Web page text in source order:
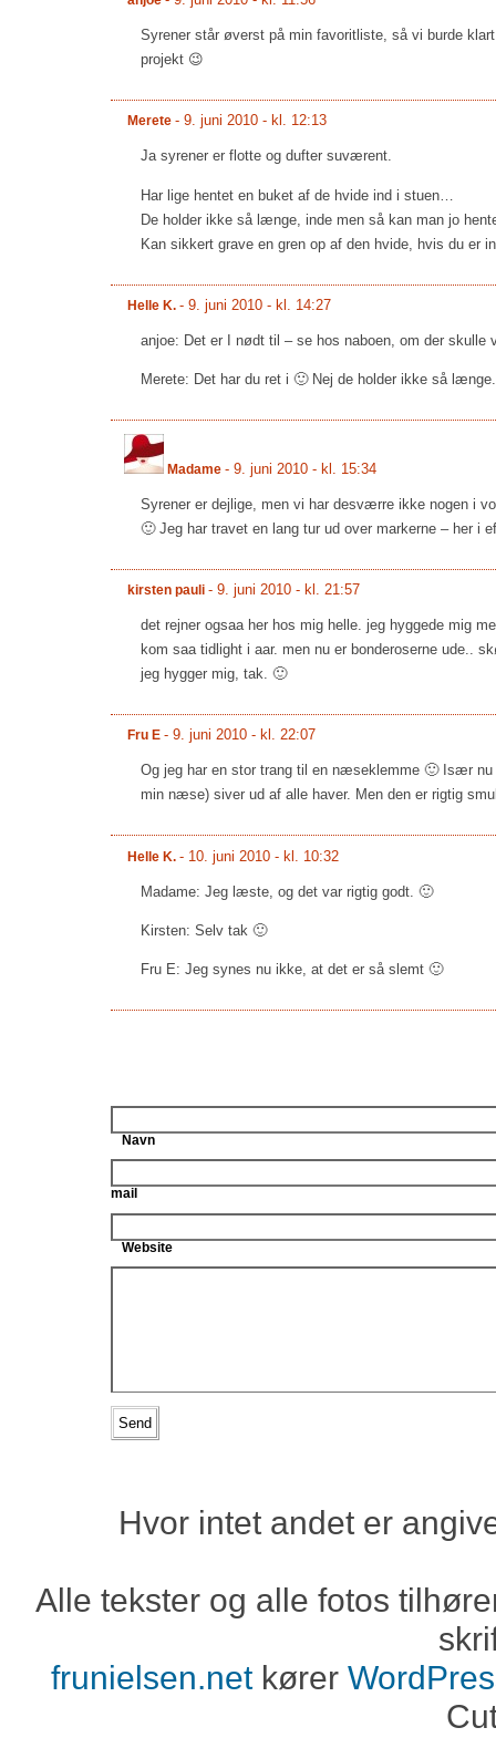
Syrener står øverst på min favoritliste, så vi burde
projekt 😉
Merete - 9. juni 2010 - kl. 12:13
Ja syrener er flotte og dufter suværent.
Har lige hentet en buket af de hvide ind i stuen…
De holder ikke så længe, inde men så kan man jo
Kan sikkert grave en gren op af den hvide, hvis du er
Helle K. - 9. juni 2010 - kl. 14:27
anjoe: Det er I nødt til – se hos naboen, om der skulle
Merete: Det har du ret i 🙂 Nej de holder ikke så
Madame - 9. juni 2010 - kl. 15:34
Syrener er dejlige, men vi har desværre ikke nogen i
🙂 Jeg har travet en lang tur ud over markerne – her i
kirsten pauli - 9. juni 2010 - kl. 21:57
det rejner ogsaa her hos mig helle. jeg hyggede mig
kom saa tidlight i aar. men nu er bonderoserne ude..
jeg hygger mig, tak. 🙂
Fru E - 9. juni 2010 - kl. 22:07
Og jeg har en stor trang til en næseklemme 🙂 Især
min næse) siver ud af alle haver. Men den er rigtig
Helle K. - 10. juni 2010 - kl. 10:32
Madame: Jeg læste, og det var rigtig godt. 🙂
Kirsten: Selv tak 🙂
Fru E: Jeg synes nu ikke, at det er så slemt 🙂
Navn
mail
Website
Hvor intet andet er
Alle tekster og alle fotos
frunielsen.netkører